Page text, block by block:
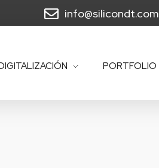
info@silicondt.com
PORTFOLIO